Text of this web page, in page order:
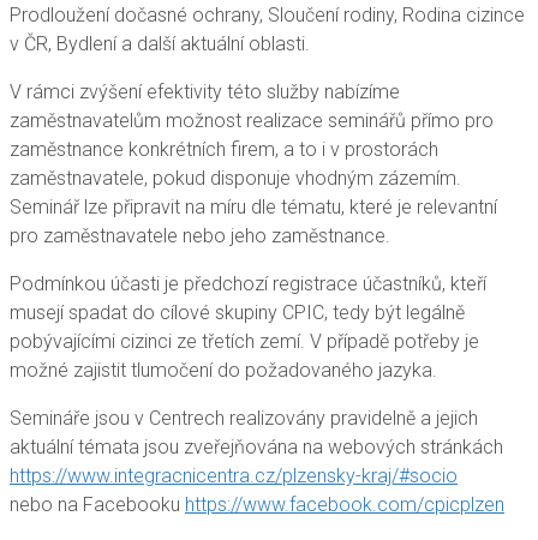
Prodloužení dočasné ochrany, Sloučení rodiny, Rodina cizince
v ČR, Bydlení a další aktuální oblasti.
V rámci zvýšení efektivity této služby nabízíme
zaměstnavatelům možnost realizace seminářů přímo pro
zaměstnance konkrétních firem, a to i v prostorách
zaměstnavatele, pokud disponuje vhodným zázemím.
Seminář lze připravit na míru dle tématu, které je relevantní
pro zaměstnavatele nebo jeho zaměstnance.
Podmínkou účasti je předchozí registrace účastníků, kteří
musejí spadat do cílové skupiny CPIC, tedy být legálně
pobývajícími cizinci ze třetích zemí. V případě potřeby je
možné zajistit tlumočení do požadovaného jazyka.
Semináře jsou v Centrech realizovány pravidelně a jejich
aktuální témata jsou zveřejňována na webových stránkách
https://www.integracnicentra.cz/plzensky-kraj/#socio
nebo na Facebooku https://www.facebook.com/cpicplzen